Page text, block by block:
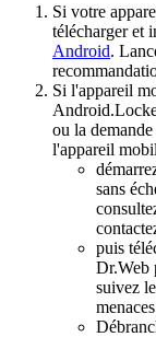
Si votre
télécharger et
Android.
Si l'appareil
ou la
l'appareil
sans
puis
Dr.Web
suivez